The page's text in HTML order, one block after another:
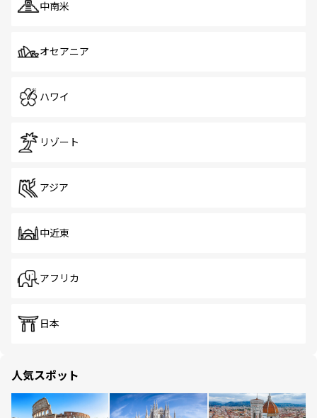
中南米
オセアニア
ハワイ
リゾート
アジア
中近東
アフリカ
日本
人気スポット